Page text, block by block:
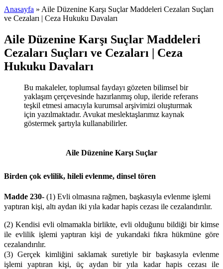
Anasayfa » Aile Düzenine Karşı Suçlar Maddeleri Cezaları Suçları
ve Cezaları | Ceza Hukuku Davaları
Aile Düzenine Karşı Suçlar Maddeleri
Cezaları Suçları ve Cezaları | Ceza
Hukuku Davaları
Bu makaleler, toplumsal faydayı gözeten bilimsel bir
yaklaşım çerçevesinde hazırlanmış olup, ileride referans
teşkil etmesi amacıyla kurumsal arşivimizi oluşturmak
için yazılmaktadır. Avukat meslektaşlarımız kaynak
göstermek şartıyla kullanabilirler.
Aile Düzenine Karşı Suçlar
Birden çok evlilik, hileli evlenme, dinsel tören
Madde 230- (1) Evli olmasına rağmen, başkasıyla evlenme işlemi
yaptıran kişi, altı aydan iki yıla kadar hapis cezası ile cezalandırılır.
(2) Kendisi evli olmamakla birlikte, evli olduğunu bildiği bir kimse
ile evlilik işlemi yaptıran kişi de yukarıdaki fıkra hükmüne göre
cezalandırılır.
(3) Gerçek kimliğini saklamak suretiyle bir başkasıyla evlenme
işlemi yaptıran kişi, üç aydan bir yıla kadar hapis cezası ile